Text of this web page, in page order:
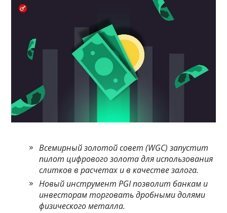
Всемирный золотой совет (WGC) запустит
пилот цифрового золота для использования
слитков в расчетах и в качестве залога.
Новый инструмент PGI позволит банкам и
инвесторам торговать дробными долями
физического металла.